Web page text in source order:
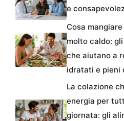
e
Cosa
molto caldo:
che aiutano a
idratati e pieni
La colazione
energia per
giornata: gli